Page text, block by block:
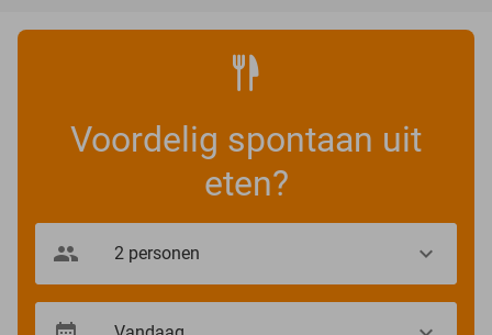
Voordelig spontaan uit
eten?